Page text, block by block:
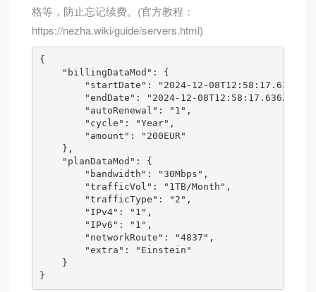
格等，防止忘记续费。(官方教程：
https://nezha.wiki/guide/servers.html)
{
    "billingDataMod": {
        "startDate": "2024-12-08T12:58:17.636Z",
        "endDate": "2024-12-08T12:58:17.636Z",
        "autoRenewal": "1",
        "cycle": "Year",
        "amount": "200EUR"
    },
    "planDataMod": {
        "bandwidth": "30Mbps",
        "trafficVol": "1TB/Month",
        "trafficType": "2",
        "IPv4": "1",
        "IPv6": "1",
        "networkRoute": "4837",
        "extra": "Einstein"
    }